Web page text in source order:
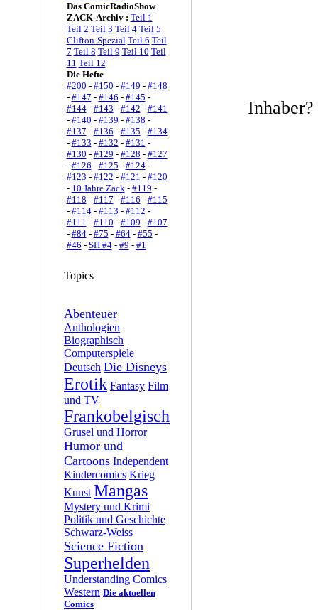
Das ComicRadioShow
ZACK-Archiv : Teil 1
Teil 2 Teil 3 Teil 4 Teil 5
Clifton-Spezial Teil 6 Teil
7 Teil 8 Teil 9 Teil 10 Teil
11 Teil 12
Die Hefte
#200 - #150 - #149 - #148
- #147 - #146 - #145 -
#144- #143 - #142 - #141
- #140 - #139 - #138 -
#137 - #136 - #135 - #134
- #133 - #132 - #131 -
#130 - #129 - #128 - #127
- #126 - #125 - #124-
#123 - #122 - #121 - #120
- 10 Jahre Zack- #119 -
#118 - #117 - #116 - #115
- #114- #113 - #112 -
#111 - #110 - #109 - #107
- #84- #75 - #64- #55 -
#46 - SH #4- #9 - #1
Topics
Abenteuer
Anthologien
Biographisch
Computerspiele
Deutsch Die Disneys
Erotik Fantasy Film
und TV
Frankobelgisch
Grusel und Horror
Humor und
Cartoons Independent
Kindercomics Krieg
Kunst Mangas
Mystery und Krimi
Politik und Geschichte
Schwarz-Weiss
Science Fiction
Superhelden
Understanding Comics
Western Die aktuellen
Comics
Inhaber?